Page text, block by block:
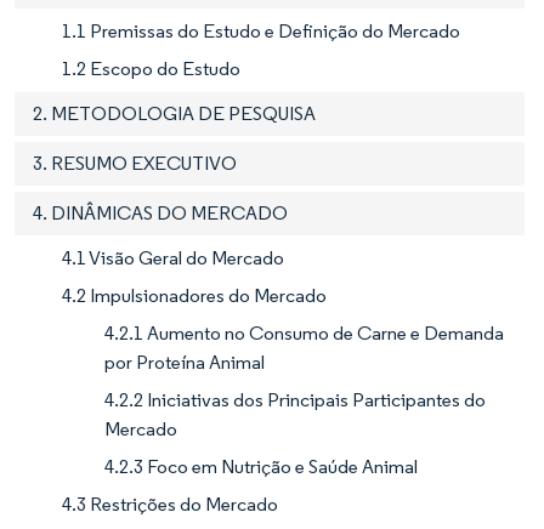
1.1 Premissas do Estudo e Definição do Mercado
1.2 Escopo do Estudo
2. METODOLOGIA DE PESQUISA
3. RESUMO EXECUTIVO
4. DINÂMICAS DO MERCADO
4.1 Visão Geral do Mercado
4.2 Impulsionadores do Mercado
4.2.1 Aumento no Consumo de Carne e Demanda
por Proteína Animal
4.2.2 Iniciativas dos Principais Participantes do
Mercado
4.2.3 Foco em Nutrição e Saúde Animal
4.3 Restrições do Mercado